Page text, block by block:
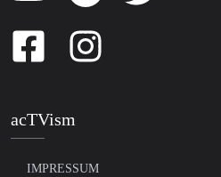
acTVism
IMPRESSUM